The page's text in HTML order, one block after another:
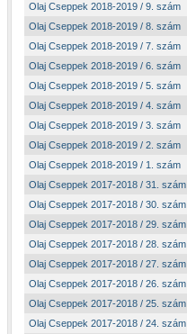
Olaj Cseppek 2018-2019 / 9. szám
Olaj Cseppek 2018-2019 / 8. szám
Olaj Cseppek 2018-2019 / 7. szám
Olaj Cseppek 2018-2019 / 6. szám
Olaj Cseppek 2018-2019 / 5. szám
Olaj Cseppek 2018-2019 / 4. szám
Olaj Cseppek 2018-2019 / 3. szám
Olaj Cseppek 2018-2019 / 2. szám
Olaj Cseppek 2018-2019 / 1. szám
Olaj Cseppek 2017-2018 / 31. szám
Olaj Cseppek 2017-2018 / 30. szám
Olaj Cseppek 2017-2018 / 29. szám
Olaj Cseppek 2017-2018 / 28. szám
Olaj Cseppek 2017-2018 / 27. szám
Olaj Cseppek 2017-2018 / 26. szám
Olaj Cseppek 2017-2018 / 25. szám
Olaj Cseppek 2017-2018 / 24. szám